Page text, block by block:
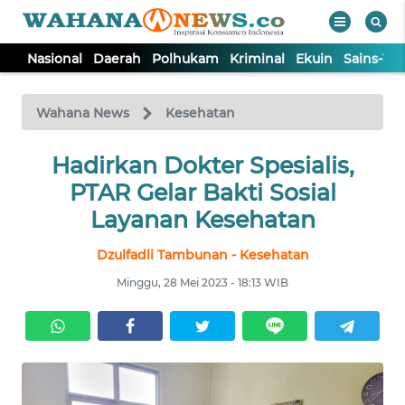
Nasional Daerah Polhukam Kriminal Ekuin Sains-
Wahana News Kesehatan
Hadirkan Dokter Spesialis,
PTAR Gelar Bakti Sosial
Layanan Kesehatan
Dzulfadli Tambunan - Kesehatan
Minggu, 28 Mei 2023 - 18:13 WIB
TV
Tutup
NASIONAL
POLHUKAM
KRIMINAL
EKUIN